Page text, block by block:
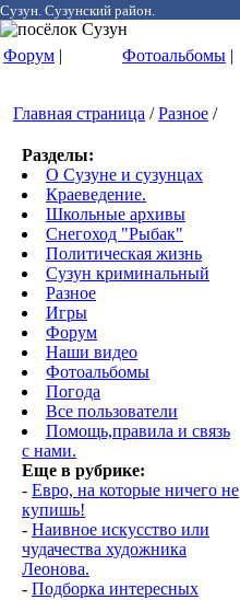
Сузун. Сузунский район.
Форум | Фотоальбомы |
Главная страница /Разное /
Разделы:
О Сузуне и сузунцах
Краеведение.
Школьные архивы
Снегоход "Рыбак"
Политическая жизнь
Сузун криминальный
Разное
Игры
Форум
Наши видео
Фотоальбомы
Погода
Все пользователи
Помощь,правила и связь
с нами.
Еще в рубрике:
- Евро, на которые ничего не
купишь!
- Наивное искусство или
чудачества художника
Леонова.
- Подборка интересных